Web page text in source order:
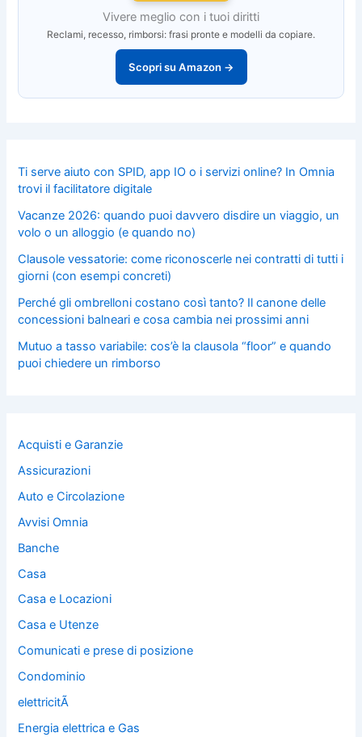
Vivere meglio con i tuoi diritti
Reclami, recesso, rimborsi: frasi pronte e modelli da copiare.
Scopri su Amazon →
Ti serve aiuto con SPID, app IO o i servizi online? In Omnia
trovi il facilitatore digitale
Vacanze 2026: quando puoi davvero disdire un viaggio, un
volo o un alloggio (e quando no)
Clausole vessatorie: come riconoscerle nei contratti di tutti i
giorni (con esempi concreti)
Perché gli ombrelloni costano così tanto? Il canone delle
concessioni balneari e cosa cambia nei prossimi anni
Mutuo a tasso variabile: cos’è la clausola “floor” e quando
puoi chiedere un rimborso
Acquisti e Garanzie
Assicurazioni
Auto e Circolazione
Avvisi Omnia
Banche
Casa
Casa e Locazioni
Casa e Utenze
Comunicati e prese di posizione
Condominio
elettricitÃ
Energia elettrica e Gas